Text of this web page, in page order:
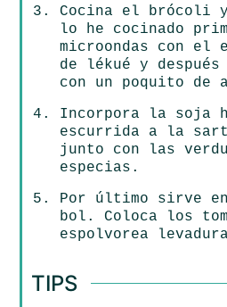
Cocina el brócoli
lo he cocinado
microondas con el
de lékué y
con un poquito de
Incorpora la soja
escurrida a la
junto con las
especias.
Por último sirve
bol. Coloca los
espolvorea
TIPS